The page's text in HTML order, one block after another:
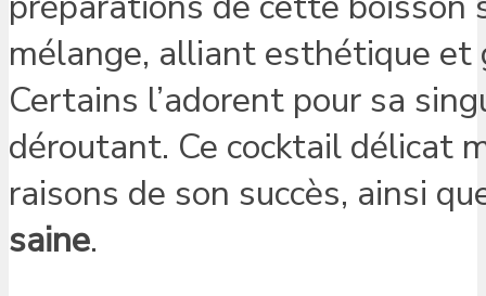
mélange, alliant esthétique et
Certains l’adorent pour sa
déroutant. Ce cocktail délicat
raisons de son succès, ainsi
saine.